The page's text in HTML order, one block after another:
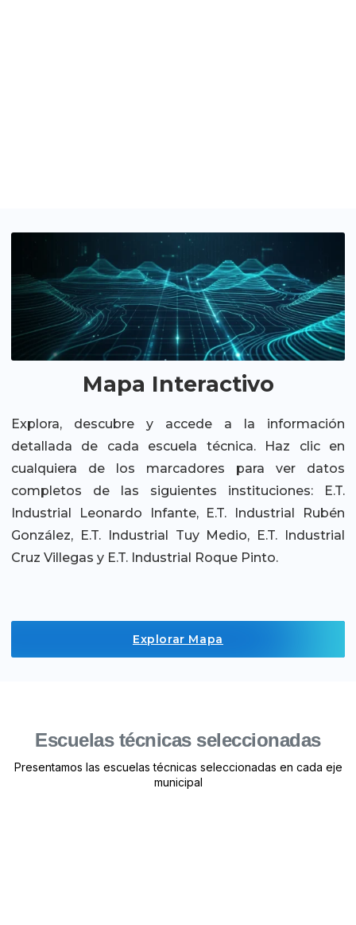
Mapa Interactivo
Explora, descubre y accede a la información
detallada de cada escuela técnica. Haz clic en
cualquiera de los marcadores para ver datos
completos de las siguientes instituciones: E.T.
Industrial Leonardo Infante, E.T. Industrial Rubén
González, E.T. Industrial Tuy Medio, E.T. Industrial
Cruz Villegas y E.T. Industrial Roque Pinto.
Explorar Mapa
Escuelas técnicas seleccionadas
Presentamos las escuelas técnicas seleccionadas en cada eje
municipal